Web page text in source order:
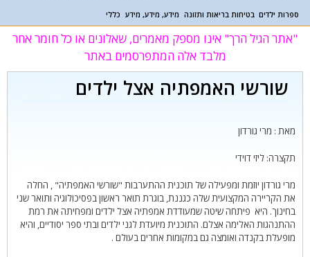
ספרות ילדים בטיחות בריאות ותזונה מידע, מידע, מידע כללי
"אתר הגיל הרך" אינו מספק מאמרים, שאלונים או כל חומר אחר
מלבד אלה המתפרסמים באתר
שורשי האמפתיה אצל ילדים
מאת : מרי גורדון
תקצרה: ליזי דוידי
מרי גורדון יוזמת ומפעילה של תוכנית ההתערבות "שורשי האמפתיה" , החלה
את הקריירה המקצועית שלה כגננת, בוגרת תואר ראשון בפסיכולוגיה ותואר שני
בחינוך. היא פיתחה שיטה שמעודדת אמפתיה אצל ילדים ומפחיתה את רמת
ההתנהגות האלימה אצלם. התוכנית מיועדת לגני ילדים ובתי ספר יסודיים, והיא
מופעלת בקנדה ואומצה גם במקומות אחרים בעולם .